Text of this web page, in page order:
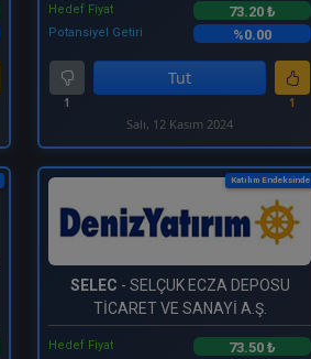
Hedef Fiyat 73.20 ₺
Potansiyel Getiri %0.00
1
Tut
1
Salı, 12 Kasım 2024
Katılım Endeksinde
SELEC - SELÇUK ECZA DEPOSU
TİCARET VE SANAYİ A.Ş.
Hedef Fiyat 73.50 ₺